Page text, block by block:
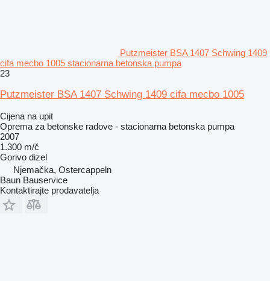
Putzmeister BSA 1407 Schwing 1409
cifa mecbo 1005 stacionarna betonska pumpa
23
Putzmeister BSA 1407 Schwing 1409 cifa mecbo 1005
Cijena na upit
Oprema za betonske radove - stacionarna betonska pumpa
2007
1.300 m/č
Gorivo dizel
Njemačka, Ostercappeln
Baun Bauservice
Kontaktirajte prodavatelja